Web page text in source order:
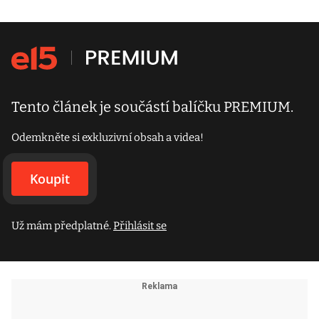
Tento článek je součástí balíčku PREMIUM.
Odemkněte si exkluzivní obsah a videa!
Koupit
Už mám předplatné.Přihlásit se